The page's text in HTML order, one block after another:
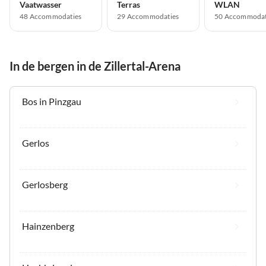
Vaatwasser
48 Accommodaties
Terras
29 Accommodaties
WLAN
50
In de bergen in de Zillertal-Arena
Bos in Pinzgau
Gerlos
Gerlosberg
Hainzenberg